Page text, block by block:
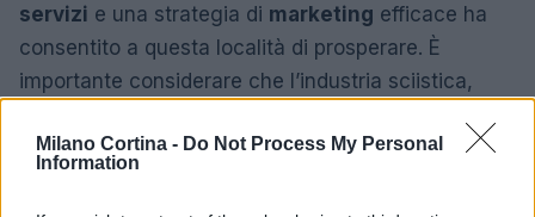
Milano Cortina - Do Not Process My Personal
Information
servizi e una strategia di marketing efficace ha
consentito a questa località di prosperare. È
importante considerare che l’industria sciistica,
fluttuazioniesfide . Laresilienzae l’innovazione